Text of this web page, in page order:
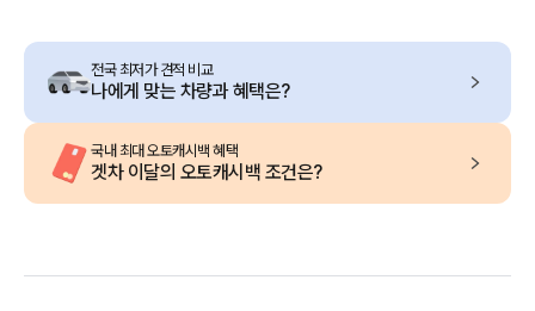
전국 최저가 견적 비교
나에게 맞는 차량과 혜택은?
국내 최대 오토캐시백 혜택
겟차 이달의 오토캐시백 조건은?